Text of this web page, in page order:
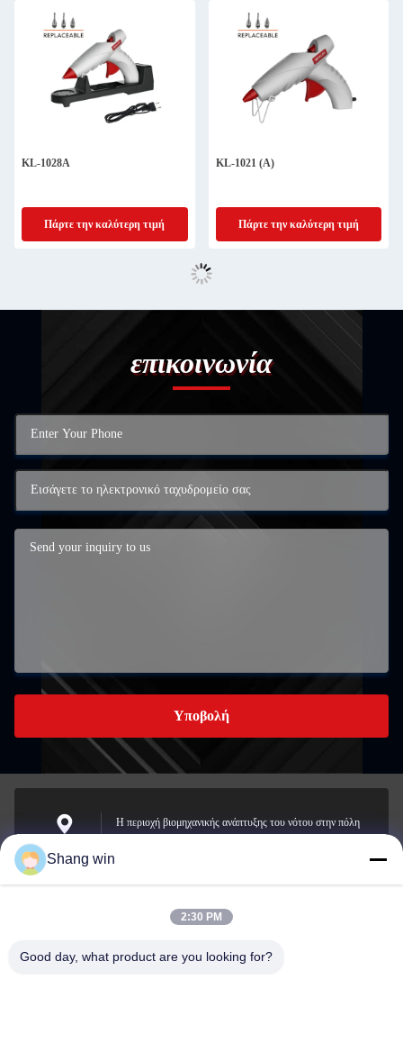
KL-1028Α
Πάρτε την καλύτερη τιμή
KL-1021 (Α)
Πάρτε την καλύτερη τιμή
επικοινωνία
Υποβολή
Διεύθυνση
Η περιοχή βιομηχανικής ανάπτυξης του νότου στην πόλη
Ηλεκτρονικό
ταχυδρομείο
Shang win
2:30 PM
Good day, what product are you looking for?